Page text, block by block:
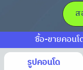
ซื้อ-ขายคอนโ
รูปคอนโด